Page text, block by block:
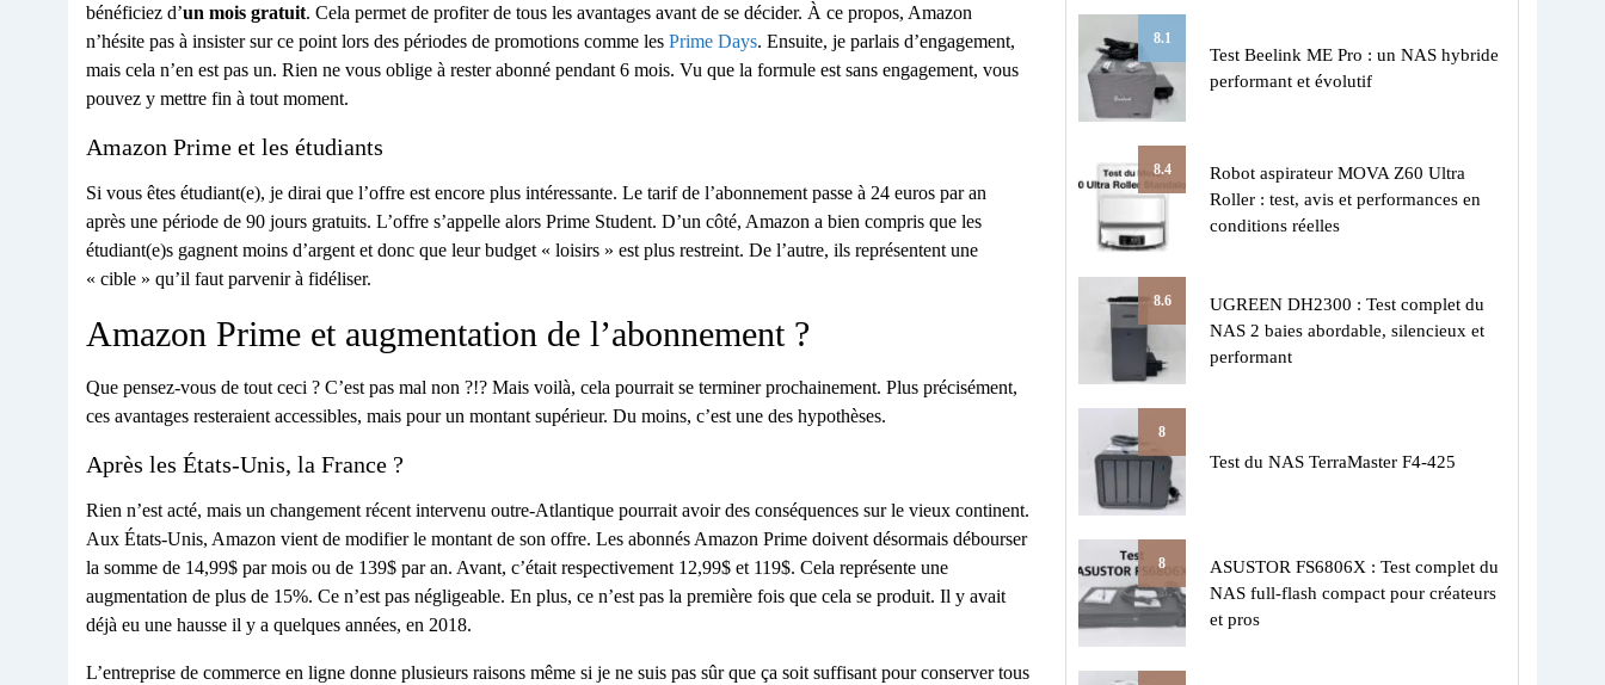
bénéficiez d’un mois gratuit. Cela permet de profiter de tous les avantages avant de se décider. À ce propos, Amazon
n’hésite pas à insister sur ce point lors des périodes de promotions comme les Prime Days. Ensuite, je parlais d’engagement,
mais cela n’en est pas un. Rien ne vous oblige à rester abonné pendant 6 mois. Vu que la formule est sans engagement, vous
pouvez y mettre fin à tout moment.
Amazon Prime et les étudiants
Si vous êtes étudiant(e), je dirai que l’offre est encore plus intéressante. Le tarif de l’abonnement passe à 24 euros par an
après une période de 90 jours gratuits. L’offre s’appelle alors Prime Student. D’un côté, Amazon a bien compris que les
étudiant(e)s gagnent moins d’argent et donc que leur budget « loisirs » est plus restreint. De l’autre, ils représentent une
« cible » qu’il faut parvenir à fidéliser.
Amazon Prime et augmentation de l’abonnement ?
Que pensez-vous de tout ceci ? C’est pas mal non ?!? Mais voilà, cela pourrait se terminer prochainement. Plus précisément,
ces avantages resteraient accessibles, mais pour un montant supérieur. Du moins, c’est une des hypothèses.
Après les États-Unis, la France ?
Rien n’est acté, mais un changement récent intervenu outre-Atlantique pourrait avoir des conséquences sur le vieux continent.
Aux États-Unis, Amazon vient de modifier le montant de son offre. Les abonnés Amazon Prime doivent désormais débourser
la somme de 14,99$ par mois ou de 139$ par an. Avant, c’était respectivement 12,99$ et 119$. Cela représente une
augmentation de plus de 15%. Ce n’est pas négligeable. En plus, ce n’est pas la première fois que cela se produit. Il y avait
déjà eu une hausse il y a quelques années, en 2018.
L’entreprise de commerce en ligne donne plusieurs raisons même si je ne suis pas sûr que ça soit suffisant pour conserver tous
8.1
Test Beelink ME Pro : un NAS hybride
performant et évolutif
8.4
Robot aspirateur MOVA Z60 Ultra
Roller : test, avis et performances en
conditions réelles
8.6
UGREEN DH2300 : Test complet du
NAS 2 baies abordable, silencieux et
performant
8
Test du NAS TerraMaster F4-425
8
ASUSTOR FS6806X : Test complet du
NAS full-flash compact pour créateurs
et pros